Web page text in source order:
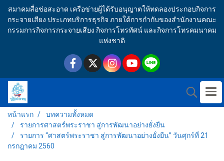
สมาคมสื่อช่อสะอาด เครือข่ายผู้ได้รับอนุญาตให้ทดลองประกอบกิจการ
กระจายเสียง ประเภทบริการธุรกิจ ภายใต้การกำกับของสำนักงานคณะ
กรรมการกิจการกระจายเสียง กิจการโทรทัศน์ และกิจการโทรคมนาคม
แห่งชาติ
หน้าแรก
บทความทั้งหมด
รายการศาสตร์พระราชา สู่การพัฒนาอย่างยั่งยืน
รายการ “ศาสตร์พระราชา สู่การพัฒนาอย่างยั่งยืน” วันศุกร์ที่ 21
กรกฎาคม 2560